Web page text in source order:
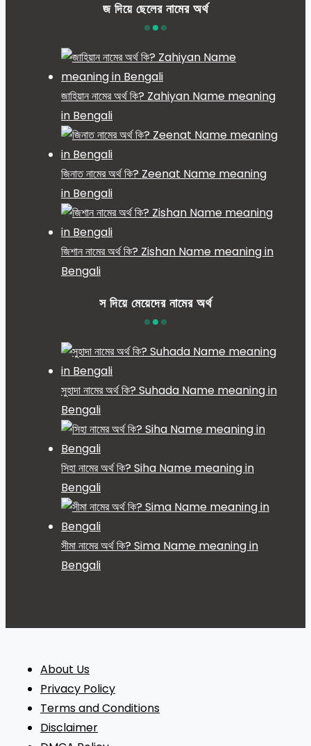
জ দিয়ে ছেলের নামের অর্থ
জাহিয়ান নামের অর্থ কি? Zahiyan Name meaning
in Bengali
জিনাত নামের অর্থ কি? Zeenat Name meaning
in Bengali
জিশান নামের অর্থ কি? Zishan Name meaning in
Bengali
স দিয়ে মেয়েদের নামের অর্থ
সুহাদা নামের অর্থ কি? Suhada Name meaning in
Bengali
সিহা নামের অর্থ কি? Siha Name meaning in
Bengali
সীমা নামের অর্থ কি? Sima Name meaning in
Bengali
About Us
Privacy Policy
Terms and Conditions
Disclaimer